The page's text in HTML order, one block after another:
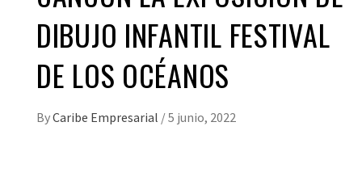
DIBUJO INFANTIL FESTIVAL
DE LOS OCÉANOS
ByCaribe Empresarial /5 junio, 2022